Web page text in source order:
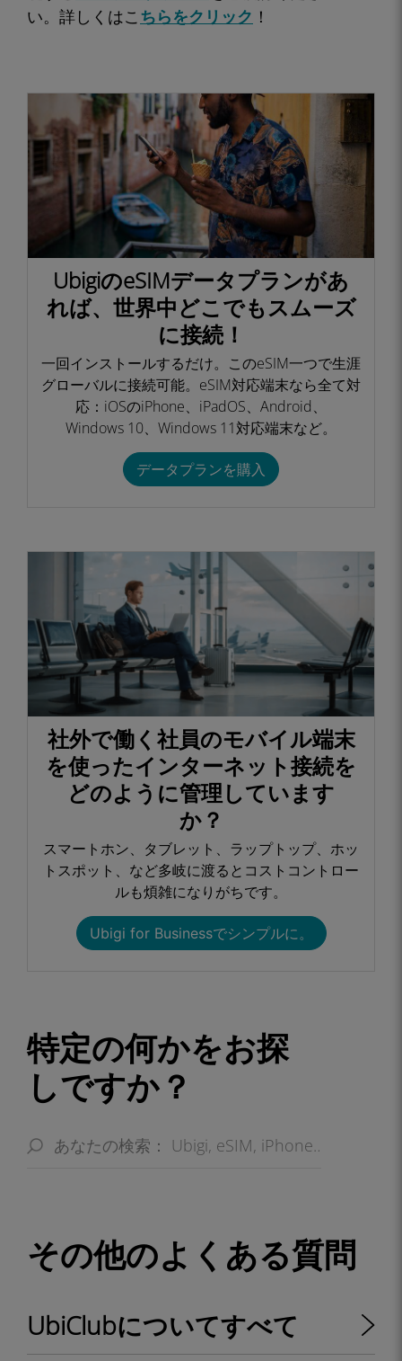
い。詳しくはこ ちらをクリック ！
UbigiのeSIMデータプランがあ
れば、世界中どこでもスムーズ
に接続！​
一回インストールするだけ。このeSIM一つで生涯
グローバルに接続可能。eSIM対応端末なら全て対
応：iOSのiPhone、iPadOS、Android、
Windows 10、Windows 11対応端末など。​
データプランを購入​
社外で働く社員のモバイル端末
を使ったインターネット接続を
どのように管理しています
か？​
スマートホン、タブレット、ラップトップ、ホッ
トスポット、など多岐に渡るとコストコントロー
ルも煩雑になりがちです。​
Ubigi for Businessでシンプルに。​
特定の何かをお探
しですか？
その他のよくある質問
UbiClubについてすべて